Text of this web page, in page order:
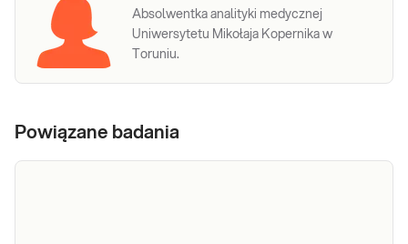
Absolwentka analityki medycznej
Uniwersytetu Mikołaja Kopernika w
Toruniu.
Powiązane badania